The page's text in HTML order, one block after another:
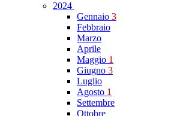
2024
Gennaio 3
Febbraio
Marzo
Aprile
Maggio 1
Giugno 3
Luglio
Agosto 1
Settembre
Ottobre